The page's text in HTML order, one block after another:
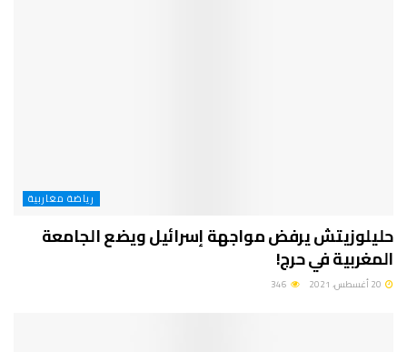
رياضة مغاربية
حليلوزيتش يرفض مواجهة إسرائيل ويضع الجامعة
المغربية في حرج!